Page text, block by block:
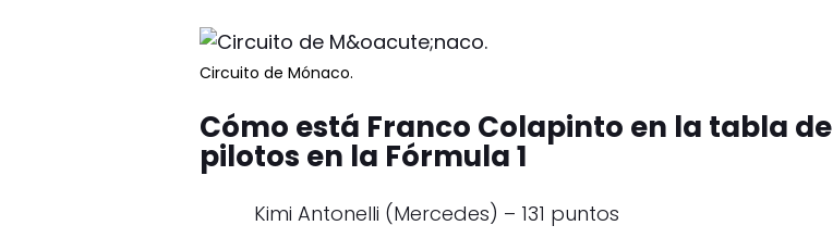
Circuito de Mónaco.
Cómo está Franco Colapinto en la tabla de
pilotos en la Fórmula 1
Kimi Antonelli (Mercedes) – 131 puntos